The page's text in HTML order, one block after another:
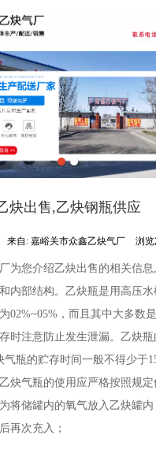
炔出售,乙炔钢瓶供应
来自: 嘉峪关市众鑫乙炔气厂 浏览
为您介绍乙炔出售的相关信
内部结构。乙炔瓶是用高压
02%~05%，而且其中大多数
时注意防止发生泄漏。乙炔
气瓶的贮存时间一般不得少于
炔气瓶的使用应严格按照规定
将储罐内的氧气放入乙炔罐
再次充入；